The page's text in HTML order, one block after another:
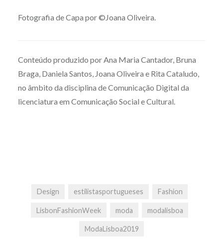
Fotografia de Capa por ©Joana Oliveira.
Conteúdo produzido por Ana Maria Cantador, Bruna
Braga, Daniela Santos, Joana Oliveira e Rita Cataludo,
no âmbito da disciplina de Comunicação Digital da
licenciatura em Comunicação Social e Cultural.
Design estilistasportugueses Fashion
LisbonFashionWeek moda modalisboa
ModaLisboa2019